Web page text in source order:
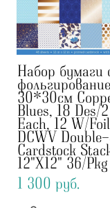
Набор бумаги
30*30см
Blues, 18 Des/2
Each, 12 W/Foil
DCWV
Cardstock
12"X12" 36/Pkg
1 300 pуб.